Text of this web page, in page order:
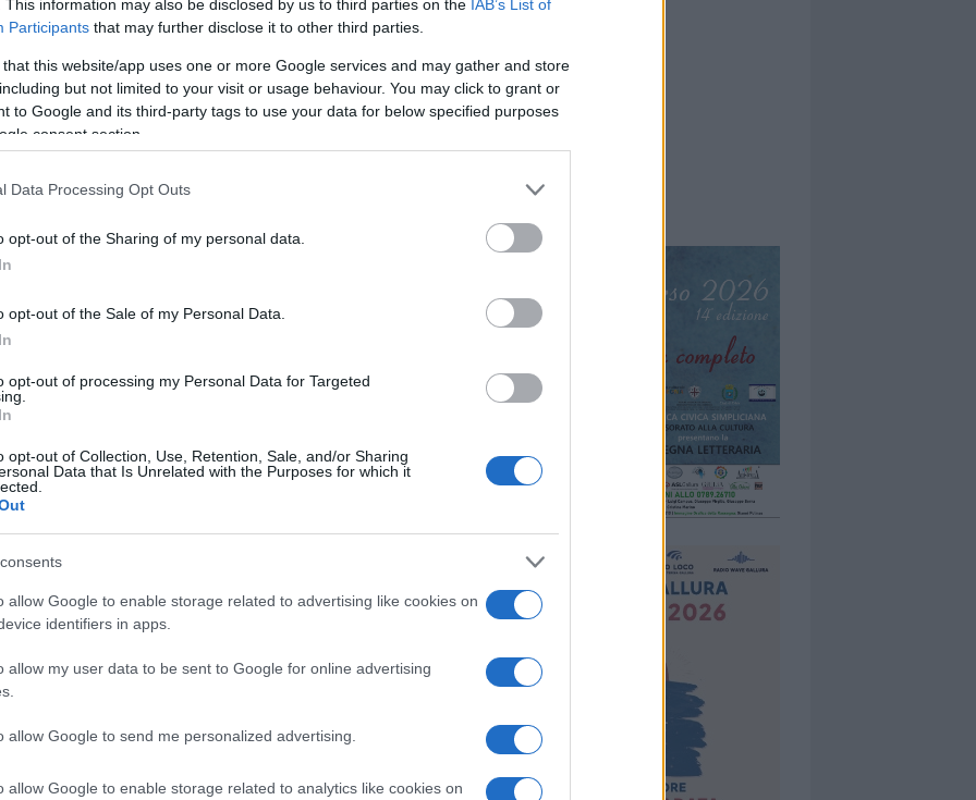
This information may also be disclosed by us to third parties on the IAB’s List of
Participants that may further disclose it to other third parties.
that this website/app uses one or more Google services and may gather and store
but not limited to your visit or usage behaviour. You may click to grant or
to Google and its third-party tags to use your data for below specified purposes
consent section.
Data Processing Opt Outs
opt-out of the Sharing of my personal data.
opt-out of the Sale of my Personal Data.
opt-out of processing my Personal Data for Targeted
opt-out of Collection, Use, Retention, Sale, and/or Sharing
Data that Is Unrelated with the Purposes for which it
allow Google to enable storage related to advertising like cookies on
identifiers in apps.
allow my user data to be sent to Google for online advertising
allow Google to send me personalized advertising.
allow Google to enable storage related to analytics like cookies on
E il 2020 ne ha portato molto. Con il
esiste il rischio che il benessere mentale
maggiormente per tutti quei single per cui
qualcuno di nuovo. Molti single si affidano
ma secondo un’indagine condotta tra gli
su cinque la nuova 1 fase di convivenza
approccio al mondo degli appuntamenti.
di voler fare più attenzione prima di
motivo Once, app pioniera nello slow dating,
attività che possono essere
i giorni. Diventa importante prendersi il
mindfulness.
Imposta la sveglia dieci minuti prima e
e dai pensieri negativi al mattino. Anche
portiamo con noi aspettative ed
alcuni dei consigli. E ancora: sii grato per
foglio di carta e una penna o apri una
tre cose per le quali sei grato. Non importa
non tutte le storie e tutti gli incontri
essere deluso e frustrato, dovresti
cosa ho imparato dalla relazione?
conosciuto?
o trenta minuti, prenditi il tempo per
le cose da fare. L’uomo non è una macchina.
in cui, grazie ai regolamentidell’home
stanno sfumando, devi prenderti delle